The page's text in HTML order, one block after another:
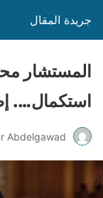
جريدة المقال
المستشار
استكمال….
Abdelgawad